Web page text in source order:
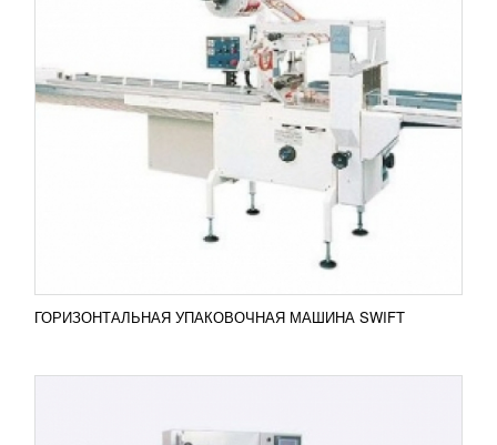
ГОРИЗОНТАЛЬНАЯ УПАКОВОЧНАЯ МАШИНА SWIFT
ЦЕЛЛОФАНАТОР BT-250
606 839RUB
Автоматический целлофанатор BT-250 поможет
организовать упаковку такого товара как
кондитерские и хлебобулочные изделия,
парфюмерная продукция,...
Добавить в сравнение